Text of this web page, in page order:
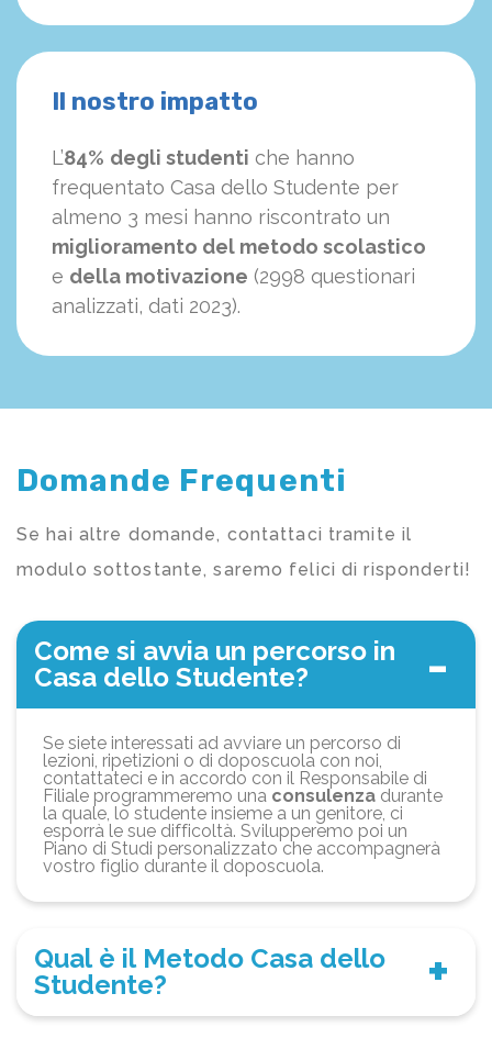
Il nostro impatto
L’84% degli studenti che hanno
frequentato Casa dello Studente per
almeno 3 mesi hanno riscontrato un
miglioramento del metodo scolastico
e della motivazione (2998 questionari
analizzati, dati 2023).
Domande Frequenti
Se hai altre domande, contattaci tramite il
modulo sottostante, saremo felici di risponderti!
Come si avvia un percorso in
Casa dello Studente?
Se siete interessati ad avviare un percorso di
lezioni, ripetizioni o di doposcuola con noi,
contattateci e in accordo con il Responsabile di
Filiale programmeremo una consulenza durante
la quale, lo studente insieme a un genitore, ci
esporrà le sue difficoltà. Svilupperemo poi un
Piano di Studi personalizzato che accompagnerà
vostro figlio durante il doposcuola.
Qual è il Metodo Casa dello
Studente?